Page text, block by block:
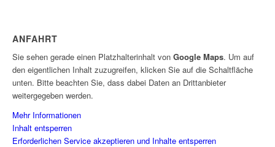
ANFAHRT
Sie sehen gerade einen Platzhalterinhalt von Google Maps. Um auf
den eigentlichen Inhalt zuzugreifen, klicken Sie auf die Schaltfläche
unten. Bitte beachten Sie, dass dabei Daten an Drittanbieter
weitergegeben werden.
Mehr Informationen
Inhalt entsperren
Erforderlichen Service akzeptieren und Inhalte entsperren